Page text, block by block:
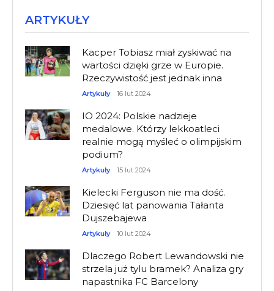
ARTYKUŁY
Kacper Tobiasz miał zyskiwać na
wartości dzięki grze w Europie.
Rzeczywistość jest jednak inna
Artykuły 16 lut 2024
IO 2024: Polskie nadzieje
medalowe. Którzy lekkoatleci
realnie mogą myśleć o olimpijskim
podium?
Artykuły 15 lut 2024
Kielecki Ferguson nie ma dość.
Dziesięć lat panowania Tałanta
Dujszebajewa
Artykuły 10 lut 2024
Dlaczego Robert Lewandowski nie
strzela już tylu bramek? Analiza gry
napastnika FC Barcelony